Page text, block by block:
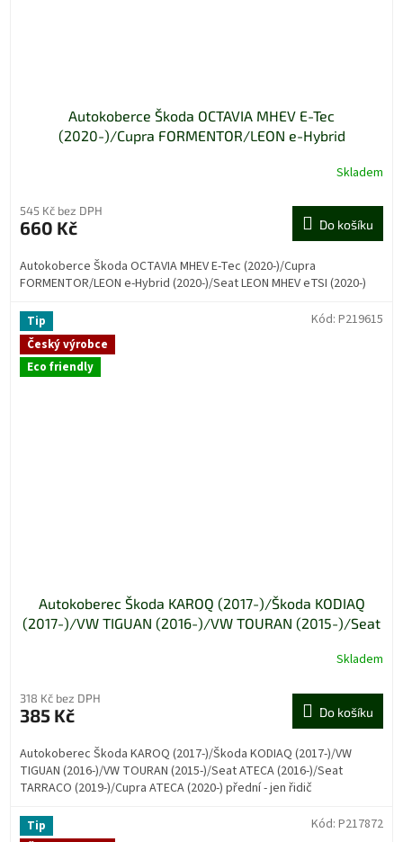
Autokoberce Škoda OCTAVIA MHEV E-Tec
(2020-)/Cupra FORMENTOR/LEON e-Hybrid
Skladem
545 Kč bez DPH
660 Kč Do košíku
Autokoberce Škoda OCTAVIA MHEV E-Tec (2020-)/Cupra
FORMENTOR/LEON e-Hybrid (2020-)/Seat LEON MHEV eTSI (2020-)
Tip
Český výrobce
Eco friendly
Autokoberec Škoda KAROQ (2017-)/Škoda KODIAQ
(2017-)/VW TIGUAN (2016-)/VW TOURAN (2015-)/Seat
Skladem
318 Kč bez DPH
385 Kč Do košíku
Autokoberec Škoda KAROQ (2017-)/Škoda KODIAQ (2017-)/VW
TIGUAN (2016-)/VW TOURAN (2015-)/Seat ATECA (2016-)/Seat
TARRACO (2019-)/Cupra ATECA (2020-) přední - jen řidič
Kód: P219615
Tip
Kód: P217872